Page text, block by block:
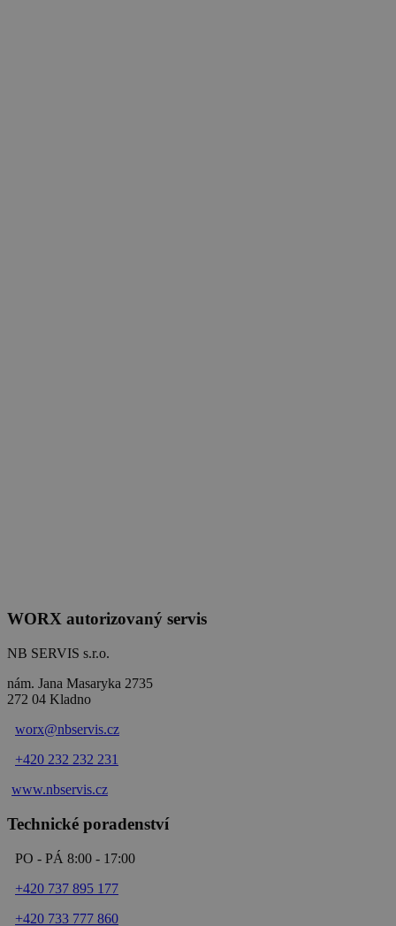
WORX autorizovaný servis
NB SERVIS s.r.o.
nám. Jana Masaryka 2735
272 04 Kladno
worx@nbservis.cz
+420 232 232 231
www.nbservis.cz
Technické poradenství
PO - PÁ 8:00 - 17:00
+420 737 895 177
+420 733 777 860